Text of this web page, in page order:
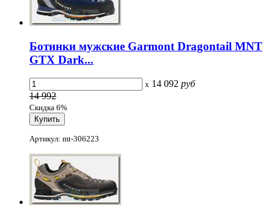
Ботинки мужские Garmont Dragontail MNT
GTX Dark...
x 14 092 руб
14 992
Скидка 6%
Артикул: mt-306223